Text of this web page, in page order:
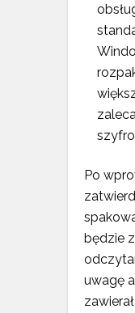
Po
będzie
uwagę